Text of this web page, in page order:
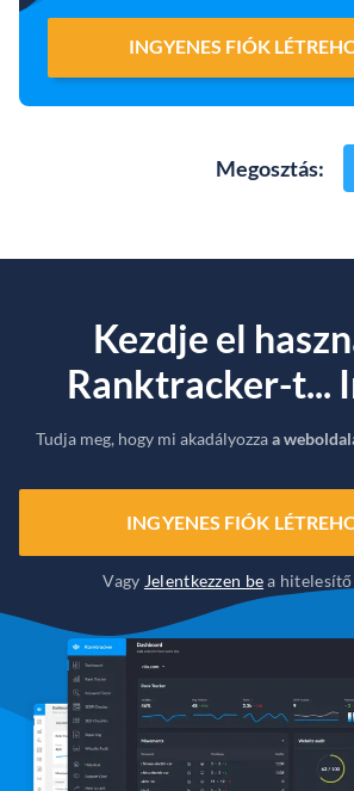
INGYENES FIÓK
Megosztás:
Kezdje el
Ranktracker-t...
Tudja meg, hogy mi akadályozzaa
INGYENES FIÓK
Vagy Jelentkezzen bea